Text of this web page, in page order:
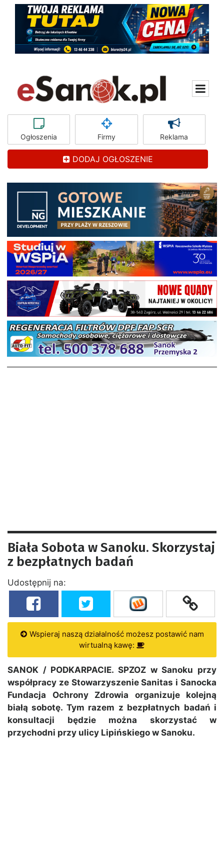
Ogłoszenia Firmy Reklama
DODAJ OGŁOSZENIE
Biała Sobota w Sanoku. Skorzystaj
z bezpłatnych badań
Udostępnij na:
Wspieraj naszą działalność możesz postawić nam
wirtualną kawę:
SANOK / PODKARPACIE. SPZOZ w Sanoku przy
współpracy ze Stowarzyszenie Sanitas i Sanocka
Fundacja Ochrony Zdrowia organizuje kolejną
białą sobotę. Tym razem z bezpłatnych badań i
konsultacji będzie można skorzystać w
przychodni przy ulicy Lipińskiego w Sanoku.